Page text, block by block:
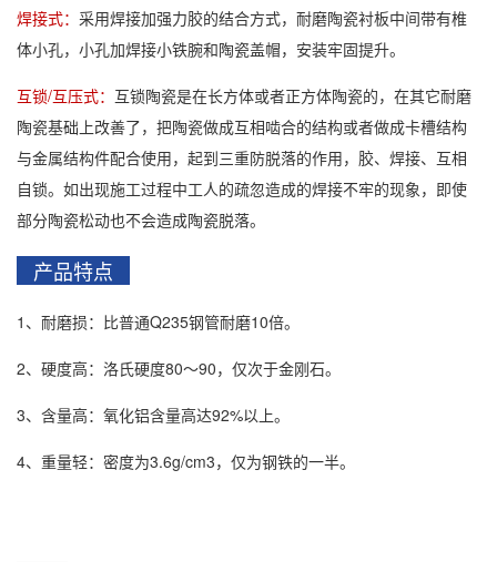
焊接式： 采用焊接加强力胶的结合方式，耐磨陶瓷衬板中间带有椎
体小孔，小孔加焊接小铁腕和陶瓷盖帽，安装牢固提升。
互锁/互压式： 互锁陶瓷是在长方体或者正方体陶瓷的，在其它耐磨
陶瓷基础上改善了，把陶瓷做成互相啮合的结构或者做成卡槽结构
与金属结构件配合使用，起到三重防脱落的作用，胶、焊接、互相
自锁。如出现施工过程中工人的疏忽造成的焊接不牢的现象，即使
部分陶瓷松动也不会造成陶瓷脱落。
产品特点
1、耐磨损：比普通Q235钢管耐磨10倍。
2、硬度高：洛氏硬度80～90，仅次于金刚石。
3、含量高：氧化铝含量高达92%以上。
4、重量轻：密度为3.6g/cm3，仅为钢铁的一半。